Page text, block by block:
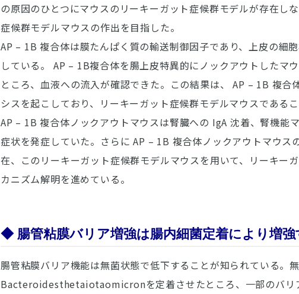
の原因のひとつにマウスのリーキーガット症候群モデルが存在し
症候群モデルマウスの作出を目指した。
AP – 1B 複合体は膜たんぱく質の輸送制御因子であり、上皮の細
している。 AP – 1B複合体を腸上皮特異的にノックアウトしたマ
ところ、血液への流入が確認できた。この結果は、 AP – 1B 複合
シスを起こしており、リーキーガット症候群モデルマウスであるこ
AP – 1B 複合体ノックアウトマウスは腎臓への IgA 沈着、腎機能
症状を発症していた。さらに AP – 1B 複合体ノックアウトマウス
在、このリーキーガット症候群モデルマウスを用いて、リーキー
カニズム解明を進めている。
◆ 腸管粘膜バリア増強は腸内細菌定着により増強
腸管粘膜バリア機能は無菌状態で低下することが知られている。
Bacteroidesthetaiotaomicronを定着させたところ、一部のバ